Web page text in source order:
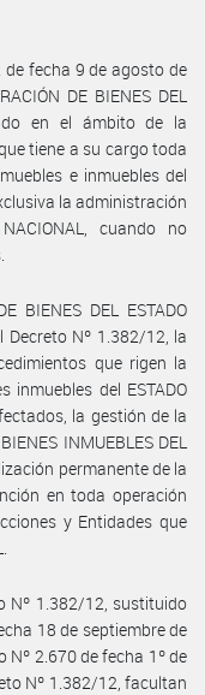
de fecha 9 de agosto de
DE BIENES DEL
en el ámbito de la
tiene a su cargo toda
e inmuebles del
la administración
cuando no
BIENES DEL ESTADO
Nº 1.382/12, la
que rigen la
del ESTADO
la gestión de la
INMUEBLES DEL
permanente de la
en toda operación
y Entidades que
Nº 1.382/12, sustituido
18 de septiembre de
Nº 2.670 de fecha 1º de
Nº 1.382/12, facultan